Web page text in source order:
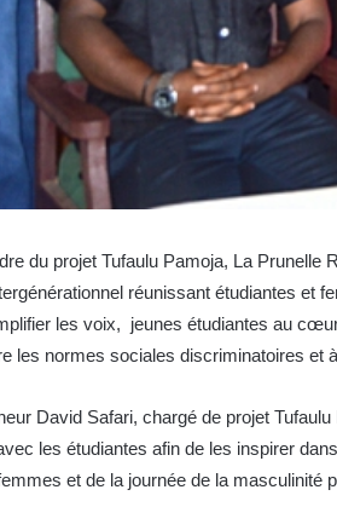
du projet Tufaulu Pamoja, La Prunelle
réunissant étudiantes et
les voix, jeunes étudiantes au
les normes sociales discriminatoires et
David Safari, chargé de projet
les étudiantes afin de les inspirer
et de la journée de la masculinité